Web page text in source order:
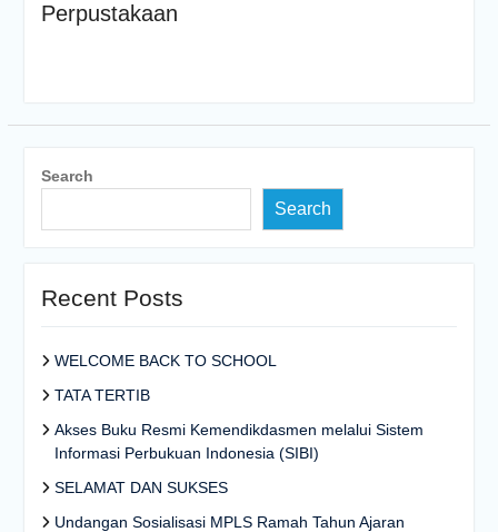
Perpustakaan
Search
Search
Recent Posts
WELCOME BACK TO SCHOOL
TATA TERTIB
Akses Buku Resmi Kemendikdasmen melalui Sistem
Informasi Perbukuan Indonesia (SIBI)
SELAMAT DAN SUKSES
Undangan Sosialisasi MPLS Ramah Tahun Ajaran